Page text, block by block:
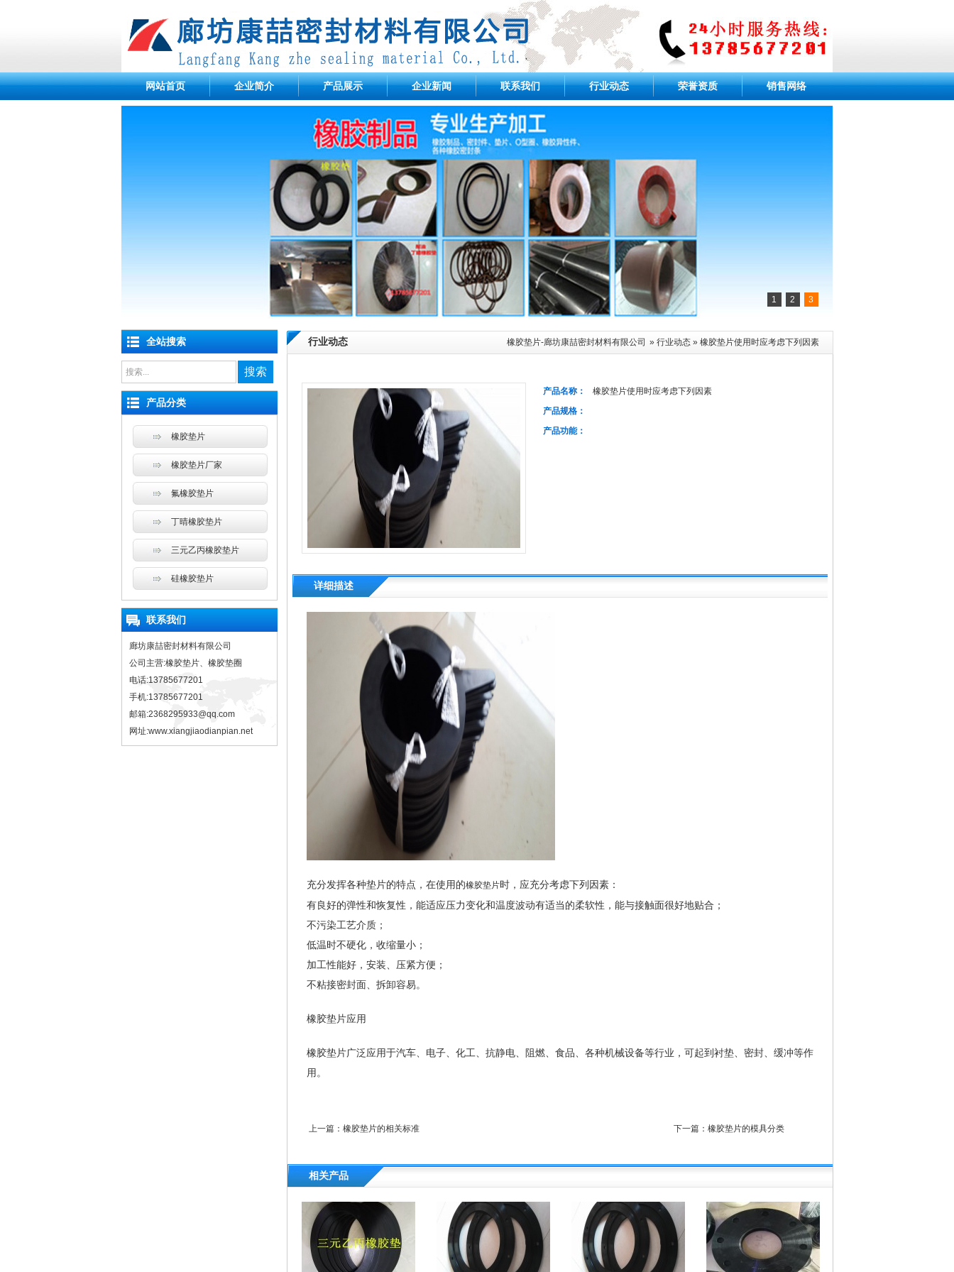
网站首页 企业简介 产品展示 企业新闻 联系我们 行业动态 荣誉资质 销售网络
1 2 3
行业动态 橡胶垫片-廊坊康喆密封材料有限公司 » 行业动态» 橡胶垫片使用时应考虑下列因素
产品名称：
橡胶垫片使用时应考虑下列因素
产品规格：
产品功能：
详细描述
充分发挥各种垫片的特点，在使用的橡胶垫片时，应充分考虑下列因素：
有良好的弹性和恢复性，能适应压力变化和温度波动有适当的柔软性，能与接触面很好地贴合；
不污染工艺介质；
低温时不硬化，收缩量小；
加工性能好，安装、压紧方便；
不粘接密封面、拆卸容易。
橡胶垫片应用
橡胶垫片广泛应用于汽车、电子、化工、抗静电、阻燃、食品、各种机械设备等行业，可起到衬垫、密封、缓冲等作
用。
上一篇： 橡胶垫片的相关标准 下一篇： 橡胶垫片的模具分类
相关产品
全站搜索
搜索
产品分类
橡胶垫片
橡胶垫片厂家
氟橡胶垫片
丁晴橡胶垫片
三元乙丙橡胶垫片
硅橡胶垫片
联系我们
廊坊康喆密封材料有限公司
公司主营:橡胶垫片、橡胶垫圈
电话:13785677201
手机:13785677201
邮箱:2368295933@qq.com
网址:www.xiangjiaodianpian.net